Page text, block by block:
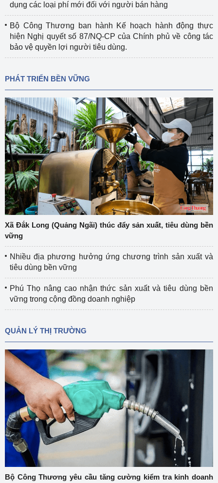
dụng các loại phí mới đối với người bán hàng
Bộ Công Thương ban hành Kế hoạch hành động thực
hiện Nghị quyết số 87/NQ-CP của Chính phủ về công tác
bảo vệ quyền lợi người tiêu dùng.
PHÁT TRIỂN BỀN VỮNG
Xã Đắk Long (Quảng Ngãi) thúc đẩy sản xuất, tiêu dùng bền
vững
Nhiều địa phương hưởng ứng chương trình sản xuất và
tiêu dùng bền vững
Phú Thọ nâng cao nhận thức sản xuất và tiêu dùng bền
vững trong cộng đồng doanh nghiệp
QUẢN LÝ THỊ TRƯỜNG
Bộ Công Thương yêu cầu tăng cường kiểm tra kinh doanh